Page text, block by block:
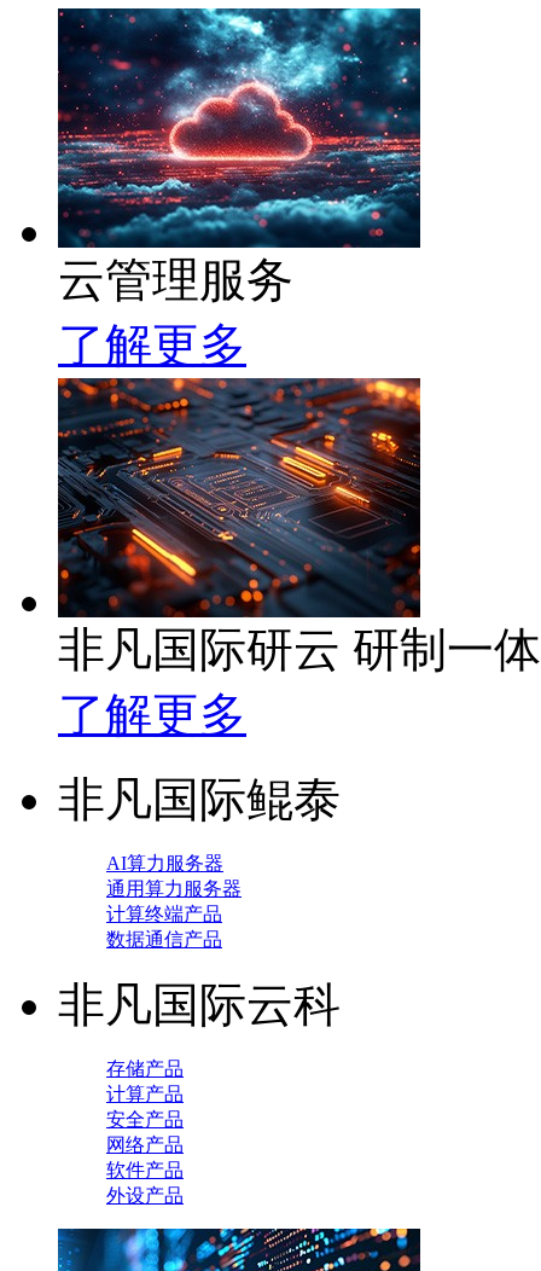
云管理服务
了解更多
非凡国际研云 研制一
了解更多
非凡国际鲲泰
AI算力服务器
通用算力服务器
计算终端产品
数据通信产品
非凡国际云科
存储产品
计算产品
安全产品
网络产品
软件产品
外设产品